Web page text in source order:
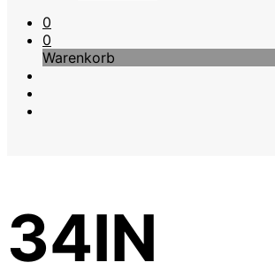
0
0
Warenkorb
34IN